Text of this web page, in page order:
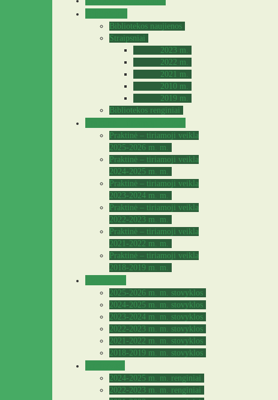
Bibliotekos naujienos
Straipsniai
2023 m.
2022 m.
2021 m.
2010 m.
2019 m.
Bibliotekos renginiai
Praktinė – tiriamoji veikla
2025-2026 m. m.
Praktinė – tiriamoji veikla
2024-2025 m. m.
Praktinė – tiriamoji veikla
2023-2024 m. m.
Praktinė – tiriamoji veikla
2022-2023 m. m.
Praktinė – tiriamoji veikla
2021-2022 m. m.
Praktinė – tiriamoji veikla
2018-2019 m. m.
2025-2026 m. m. stovyklos
2024-2025 m. m. stovyklos
2023-2024 m. m. stovyklos
2022-2023 m. m. stovyklos
2021-2022 m. m. stovyklos
2018-2019 m. m. stovyklos
2024-2025 m. m. renginiai
2022-2023 m. m. renginiai